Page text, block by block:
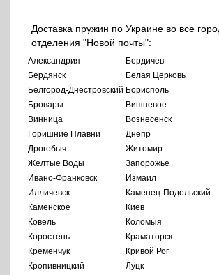
Доставка пружин по Украине во все
отделения "Новой почты":
Александрия
Бердичев
Бердянск
Белая Церковь
Белгород-Днестровский Борисполь
Бровары
Вишневое
Винница
Вознесенск
Горишние Плавни
Днепр
Дрогобыч
Житомир
Желтые Воды
Запорожье
Ивано-Франковск
Измаил
Илличевск
Каменец-Подольский
Каменское
Киев
Ковель
Коломыя
Коростень
Краматорск
Кременчук
Кривой Рог
Кропивницкий
Луцк